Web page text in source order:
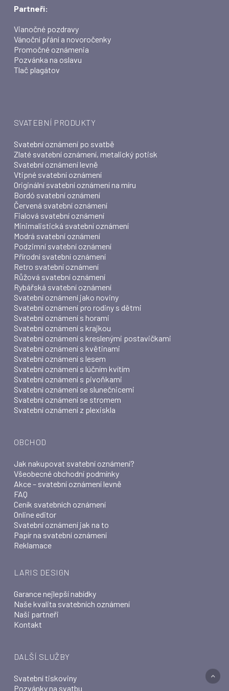
Partneři:
Vianočné pozdravy
Vánoční přání a novoročenky
Promočné oznámenia
Pozvánka na oslavu
Tlač plagátov
SVATEBNÍ PRODUKTY
Svatební oznámení po svatbě
Zlaté svatební oznámení, metalický potisk
Svatební oznámení levně
Vtipné svatební oznámení
Originální svatební oznámení na míru
Bordó svatební oznámení
Červená svatební oznámení
Fialová svatební oznámení
Minimalistická svatební oznámení
Modrá svatební oznámení
Podzimní svatební oznámení
Přírodní svatební oznámení
Retro svatební oznámení
Růžová svatební oznámení
Rybářská svatební oznámení
Svatební oznámení jako noviny
Svatební oznámení pro rodiny s dětmi
Svatební oznámení s horami
Svatební oznámení s krajkou
Svatební oznámení s kreslenými postavičkami
Svatební oznámení s květinami
Svatební oznámení s lesem
Svatební oznámení s lúčním kvítím
Svatební oznámení s pivoňkami
Svatební oznámení se slunečnicemi
Svatební oznámení se stromem
Svatební oznámení z plexiskla
OBCHOD
Jak nakupovat svatební oznámení?
Všeobecné obchodní podmínky
Akce – svatební oznámení levně
FAQ
Ceník svatebních oznámení
Online editor
Svatební oznámení jak na to
Papír na svatební oznámení
Reklamace
LARIS DESIGN
Garance nejlepší nabídky
Naše kvalita svatebních oznámení
Naši partneři
Kontakt
DALŠÍ SLUŽBY
Svatební tiskoviny
Pozvánky na svatbu